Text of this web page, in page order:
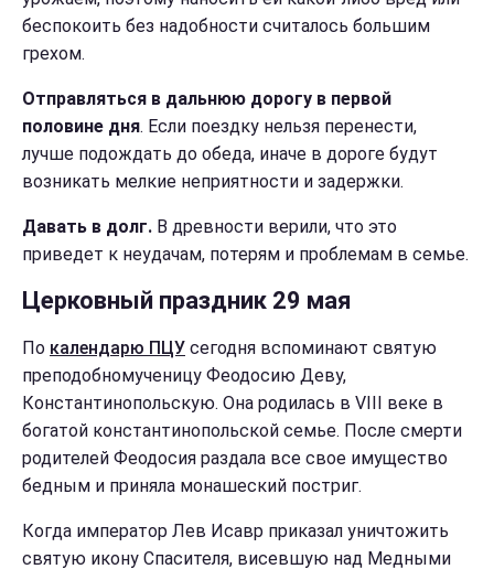
беспокоить без надобности считалось большим
грехом.
Отправляться в дальнюю дорогу в первой
половине дня. Если поездку нельзя перенести,
лучше подождать до обеда, иначе в дороге будут
возникать мелкие неприятности и задержки.
Давать в долг. В древности верили, что это
приведет к неудачам, потерям и проблемам в семье.
Церковный праздник 29 мая
По календарю ПЦУ сегодня вспоминают святую
преподобномученицу Феодосию Деву,
Константинопольскую. Она родилась в VIII веке в
богатой константинопольской семье. После смерти
родителей Феодосия раздала все свое имущество
бедным и приняла монашеский постриг.
Когда император Лев Исавр приказал уничтожить
святую икону Спасителя, висевшую над Медными